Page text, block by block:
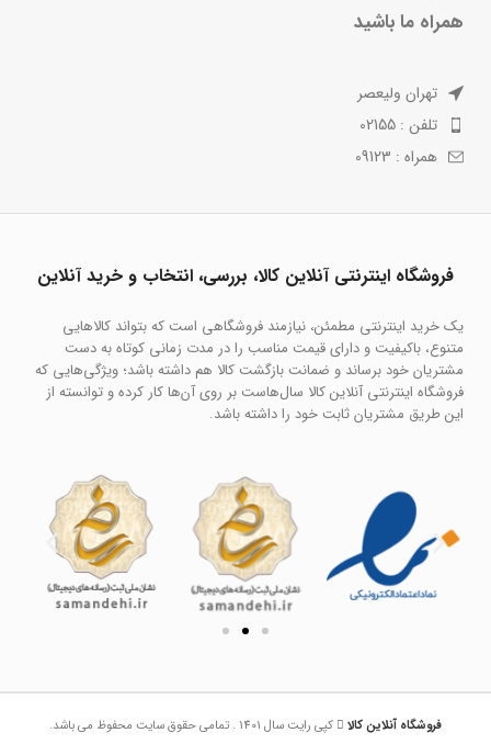
همراه ما باشید
تهران ولیعصر
تلفن : 02155
همراه : 09123
فروشگاه اینترنتی آنلاین کالا، بررسی، انتخاب و خرید آنلاین
یک خرید اینترنتی مطمئن، نیازمند فروشگاهی است که بتواند کالاهایی
متنوع، باکیفیت و دارای قیمت مناسب را در مدت زمانی کوتاه به دست
مشتریان خود برساند و ضمانت بازگشت کالا هم داشته باشد؛ ویژگی‌هایی که
فروشگاه اینترنتی آنلاین کالا سال‌هاست بر روی آن‌ها کار کرده و توانسته از
این طریق مشتریان ثابت خود را داشته باشد.
فروشگاه آنلاین کالا کپی رایت سال 1401 . تمامی حقوق سایت محفوظ می باشد.